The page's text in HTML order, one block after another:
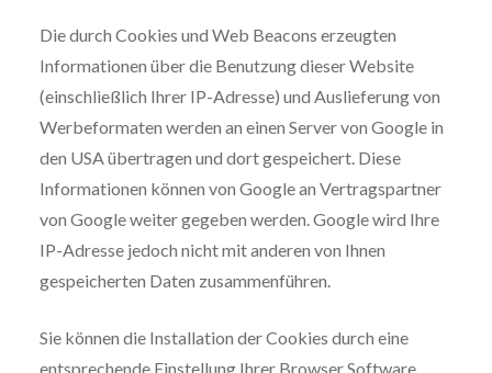
Die durch Cookies und Web Beacons erzeugten
Informationen über die Benutzung dieser Website
(einschließlich Ihrer IP-Adresse) und Auslieferung von
Werbeformaten werden an einen Server von Google in
den USA übertragen und dort gespeichert. Diese
Informationen können von Google an Vertragspartner
von Google weiter gegeben werden. Google wird Ihre
IP-Adresse jedoch nicht mit anderen von Ihnen
gespeicherten Daten zusammenführen.
Sie können die Installation der Cookies durch eine
entsprechende Einstellung Ihrer Browser Software